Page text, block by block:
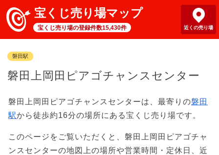
宝くじ売り場マップ
宝くじ売り場の登録件数15,430件 近くの売り場
磐田駅
磐田上岡田ピアゴチャンスセンター
磐田上岡田ピアゴチャンスセンターは、最寄りの磐田
駅から徒歩約16分の場所にある宝くじ売り場です。
このページをご覧いただくと、磐田上岡田ピアゴチャ
ンスセンターの地図上の場所や営業時間・定休日、近